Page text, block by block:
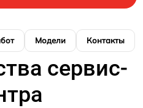
Модели Контакты
сервис-